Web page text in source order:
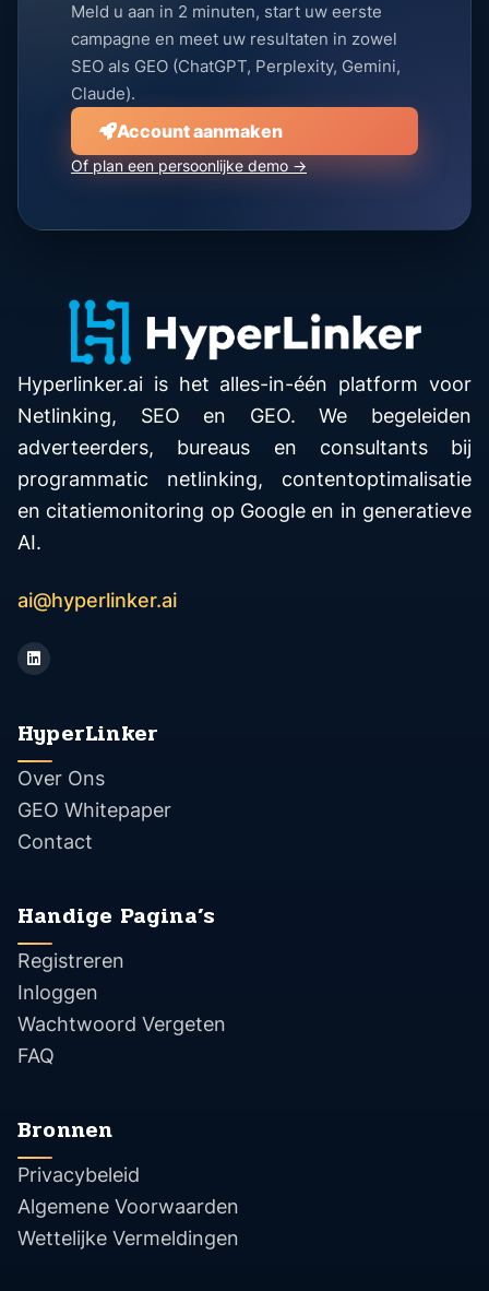
Meld u aan in 2 minuten, start uw eerste
campagne en meet uw resultaten in zowel
SEO als GEO (ChatGPT, Perplexity, Gemini,
Claude).
Account aanmaken
Of plan een persoonlijke demo →
Hyperlinker.ai is het alles-in-één platform voor
Netlinking, SEO en GEO. We begeleiden
adverteerders, bureaus en consultants bij
programmatic netlinking, contentoptimalisatie
en citatiemonitoring op Google en in generatieve
AI.
ai@hyperlinker.ai
HyperLinker
Over Ons
GEO Whitepaper
Contact
Handige Pagina’s
Registreren
Inloggen
Wachtwoord Vergeten
FAQ
Bronnen
Privacybeleid
Algemene Voorwaarden
Wettelijke Vermeldingen